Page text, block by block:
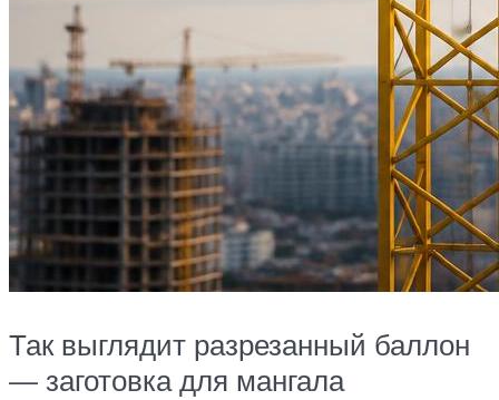
Так выглядит разрезанный баллон
— заготовка для мангала